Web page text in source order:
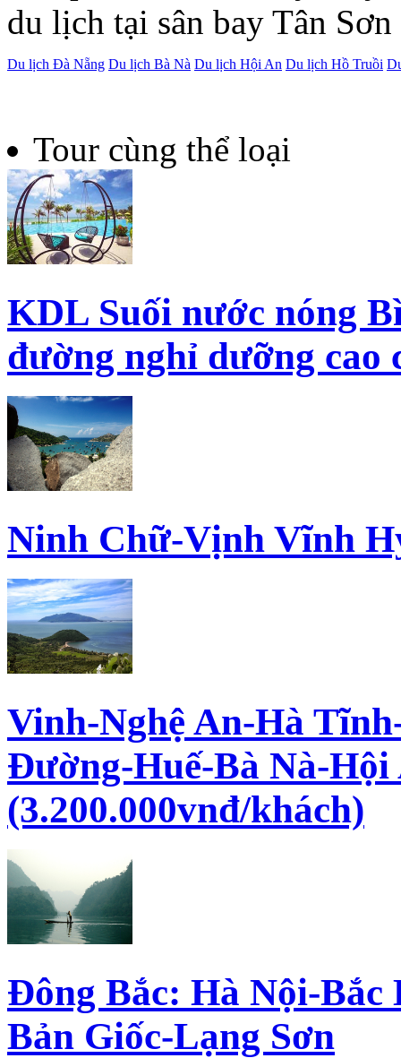
du lịch tại sân bay Tân
Du lịch Đà Nẵng Du lịch Bà Nà Du lịch Hội An Du lịch Hồ Truồi
Tour cùng thể loại
KDL Suối nước nóng
đường nghỉ dưỡng cao
Ninh Chữ-Vịnh Vĩnh
Vinh-Nghệ An-Hà
Đường-Huế-Bà Nà-
(3.200.000vnđ/khách)
Đông Bắc: Hà Nội-Bắc
Bản Giốc-Lạng Sơn